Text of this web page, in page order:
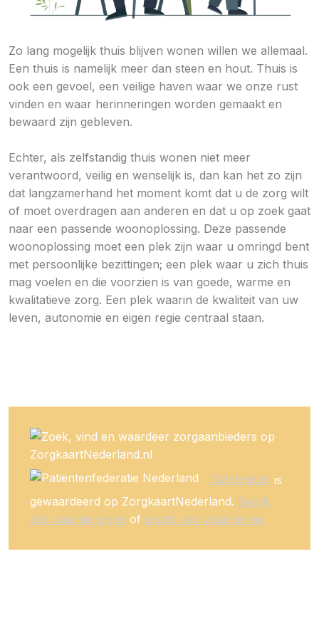
Zo lang mogelijk thuis blijven wonen willen we allemaal.
Een thuis is namelijk meer dan steen en hout. Thuis is
ook een gevoel, een veilige haven waar we onze rust
vinden en waar herinneringen worden gemaakt en
bewaard zijn gebleven.
Echter, als zelfstandig thuis wonen niet meer
verantwoord, veilig en wenselijk is, dan kan het zo zijn
dat langzamerhand het moment komt dat u de zorg wilt
of moet overdragen aan anderen en dat u op zoek gaat
naar een passende woonoplossing. Deze passende
woonoplossing moet een plek zijn waar u omringd bent
met persoonlijke bezittingen; een plek waar u zich thuis
mag voelen en die voorzien is van goede, warme en
kwalitatieve zorg. Een plek waarin de kwaliteit van uw
leven, autonomie en eigen regie centraal staan.
Delphinium is
gewaardeerd op ZorgkaartNederland. Bekijk
alle waarderingen of plaats een waardering